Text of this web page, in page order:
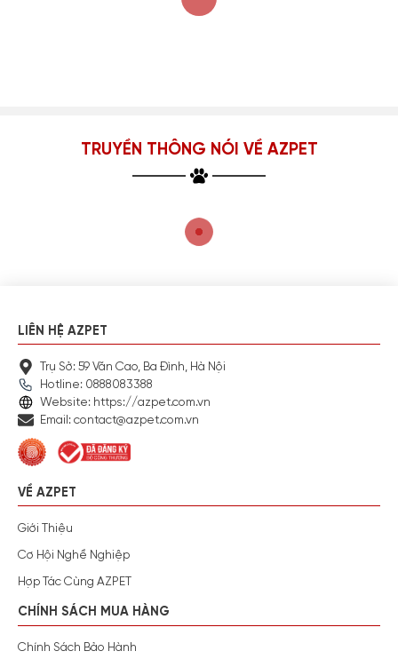
TRUYỀN THÔNG NÓI VỀ AZPET
LIÊN HỆ AZPET
Trụ Sở: 59 Văn Cao, Ba Đình, Hà Nội
Hotline: 0888083388
Website: https://azpet.com.vn
Email: contact@azpet.com.vn
VỀ AZPET
Giới Thiệu
Cơ Hội Nghề Nghiệp
Hợp Tác Cùng AZPET
CHÍNH SÁCH MUA HÀNG
Chính Sách Bảo Hành